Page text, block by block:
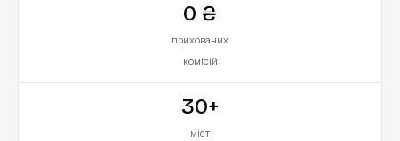
0 ₴
прихованих
комісій
30+
міст